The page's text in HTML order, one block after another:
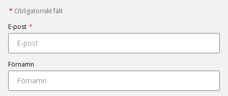
* Obligatoriskt fält
E-post *
Förnamn